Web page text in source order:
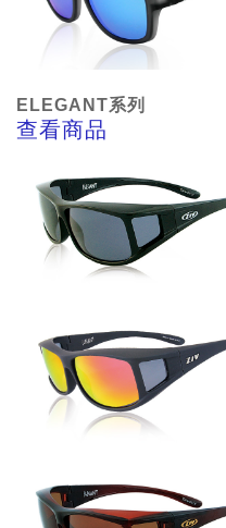
ELEGANT系列
查看商品